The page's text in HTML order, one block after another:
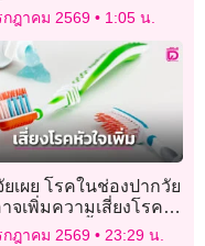
กฎาคม 2569 1:05 น.
ยเผย โรคในช่องปากวัย
าจเพิ่มความเสี่ยงโรค
ตอนโตสูงขึ้น 45%
กฎาคม 2569 23:29 น.